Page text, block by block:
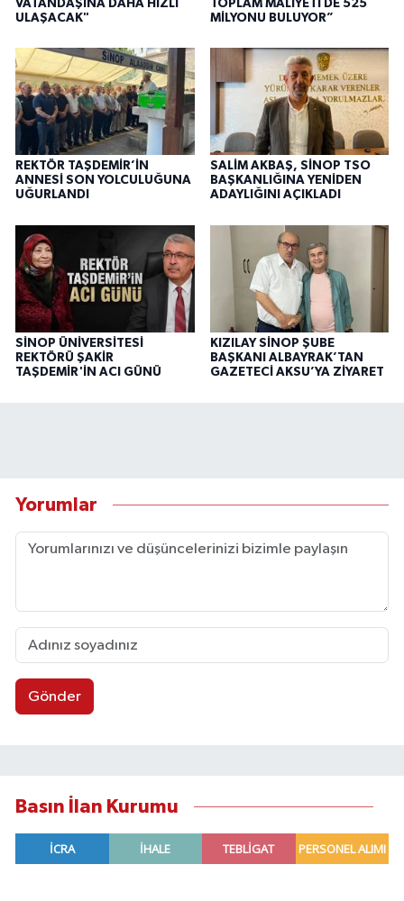
VATANDAŞINA DAHA HIZLI
ULAŞACAK"
TOPLAM MALİYETİ DE 525
MİLYONU BULUYOR”
REKTÖR TAŞDEMİR’İN
ANNESİ SON YOLCULUĞUNA
UĞURLANDI
SALİM AKBAŞ, SİNOP TSO
BAŞKANLIĞINA YENİDEN
ADAYLIĞINI AÇIKLADI
SİNOP ÜNİVERSİTESİ
REKTÖRÜ ŞAKİR
TAŞDEMİR'İN ACI GÜNÜ
KIZILAY SİNOP ŞUBE
BAŞKANI ALBAYRAK’TAN
GAZETECİ AKSU’YA ZİYARET
Yorumlar
Gönder
Basın İlan Kurumu